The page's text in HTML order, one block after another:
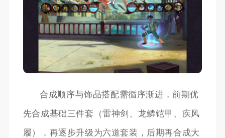
合成顺序与饰品搭配需循序渐进，前期优
先合成基础三件套（雷神剑、龙鳞铠甲、疾风
履），再逐步升级为六道套装，后期再合成大